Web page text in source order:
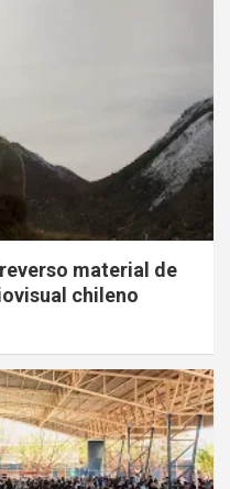
material de
chileno